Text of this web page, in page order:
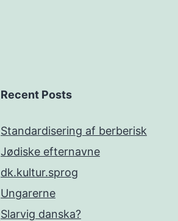
Recent Posts
Standardisering af berberisk
Jødiske efternavne
dk.kultur.sprog
Ungarerne
Slarvig danska?